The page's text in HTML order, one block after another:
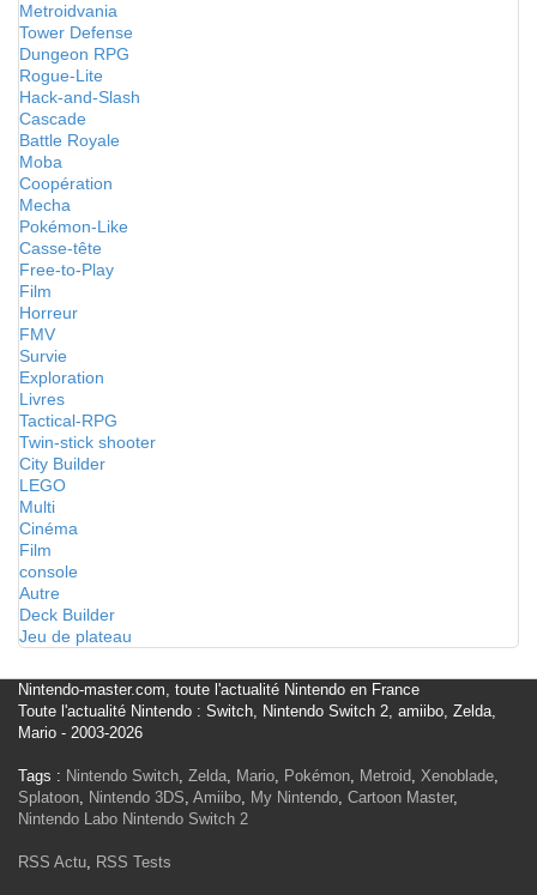
Metroidvania
Tower Defense
Dungeon RPG
Rogue-Lite
Hack-and-Slash
Cascade
Battle Royale
Moba
Coopération
Mecha
Pokémon-Like
Casse-tête
Free-to-Play
Film
Horreur
FMV
Survie
Exploration
Livres
Tactical-RPG
Twin-stick shooter
City Builder
LEGO
Multi
Cinéma
Film
console
Autre
Deck Builder
Jeu de plateau
Nintendo-master.com, toute l'actualité Nintendo en France
Toute l'actualité Nintendo : Switch, Nintendo Switch 2, amiibo, Zelda,
Mario - 2003-2026
Tags : Nintendo Switch, Zelda, Mario, Pokémon, Metroid, Xenoblade,
Splatoon, Nintendo 3DS, Amiibo, My Nintendo, Cartoon Master,
Nintendo Labo Nintendo Switch 2
RSS Actu, RSS Tests